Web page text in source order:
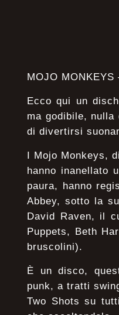
MOJO
Ecco qui un
ma godibile,
di divertirsi
I Mojo Monkeys,
hanno inanellato
paura, hanno
Abbey, sotto la
David Raven, il
Puppets, Beth
bruscolini).
È un disco,
punk, a tratti
Two Shots su